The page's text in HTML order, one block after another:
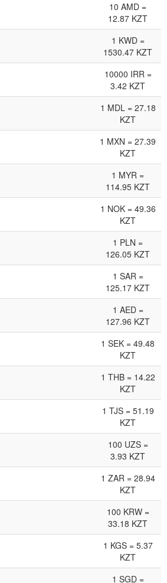
10 AMD =
12.87 KZT
1 KWD =
1530.47 KZT
10000 IRR =
3.42 KZT
1 MDL = 27.18
KZT
1 MXN = 27.39
KZT
1 MYR =
114.95 KZT
1 NOK = 49.36
KZT
1 PLN =
126.05 KZT
1 SAR =
125.17 KZT
1 AED =
127.96 KZT
1 SEK = 49.48
KZT
1 THB = 14.22
KZT
1 TJS = 51.19
KZT
100 UZS =
3.93 KZT
1 ZAR = 28.94
KZT
100 KRW =
33.18 KZT
1 KGS = 5.37
KZT
1 SGD =